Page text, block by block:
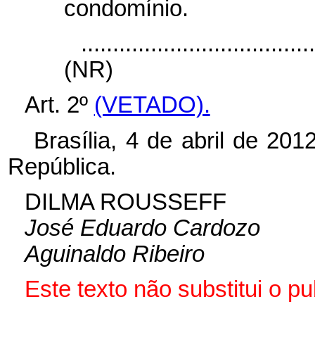
condomínio.
(NR)
Art. 2º (VETADO).
Brasília, 4 de abril de
República.
DILMA ROUSSEFF
José Eduardo Cardozo
Aguinaldo Ribeiro
Este texto não substitui o